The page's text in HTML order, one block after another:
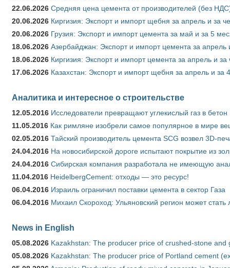
22.06.2026 Средняя цена цемента от производителей (без
20.06.2026 Киргизия: Экспорт и импорт щебня за апрель и за
20.06.2026 Грузия: Экспорт и импорт цемента за май и за 5
18.06.2026 Азербайджан: Экспорт и импорт цемента за
18.06.2026 Киргизия: Экспорт и импорт цемента за апрель и
17.06.2026 Казахстан: Экспорт и импорт щебня за апрель и за
Аналитика и интересное о строительстве
12.05.2016 Исследователи превращают углекислый газ в бетон
11.05.2016 Как римляне изобрели самое популярное в мире
02.05.2016 Тайский производитель цемента SCG возвел 3D-
24.04.2016 На новосибирской дороге испытают покрытие из
24.04.2016 Сибирская компания разработала не имеющую
11.04.2016 HeidelbergCement: отходы — это ресурс!
06.04.2016 Израиль ограничил поставки цемента в сектор Газа
06.04.2016 Михаил Скороход: Ульяновский регион может
News in English
05.08.2026 Kazakhstan: The producer price of crushed-stone and
05.08.2026 Kazakhstan: The producer price of Portland cement